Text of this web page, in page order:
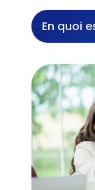
En quoi